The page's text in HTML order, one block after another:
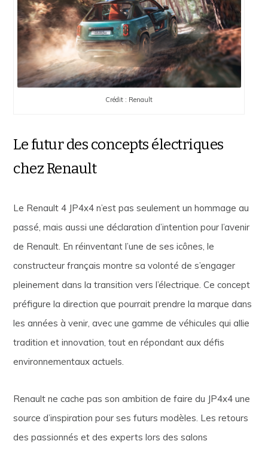
Crédit : Renault
Le futur des concepts électriques
chez Renault
Le Renault 4 JP4x4 n’est pas seulement un hommage au
passé, mais aussi une déclaration d’intention pour l’avenir
de Renault. En réinventant l’une de ses icônes, le
constructeur français montre sa volonté de s’engager
pleinement dans la transition vers l’électrique. Ce concept
préfigure la direction que pourrait prendre la marque dans
les années à venir, avec une gamme de véhicules qui allie
tradition et innovation, tout en répondant aux défis
environnementaux actuels.
Renault ne cache pas son ambition de faire du JP4x4 une
source d’inspiration pour ses futurs modèles. Les retours
des passionnés et des experts lors des salons